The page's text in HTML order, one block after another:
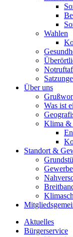
Wahlen
Über uns
Was ist
Klima &
Standort &
Aktuelles
Bürgerservice